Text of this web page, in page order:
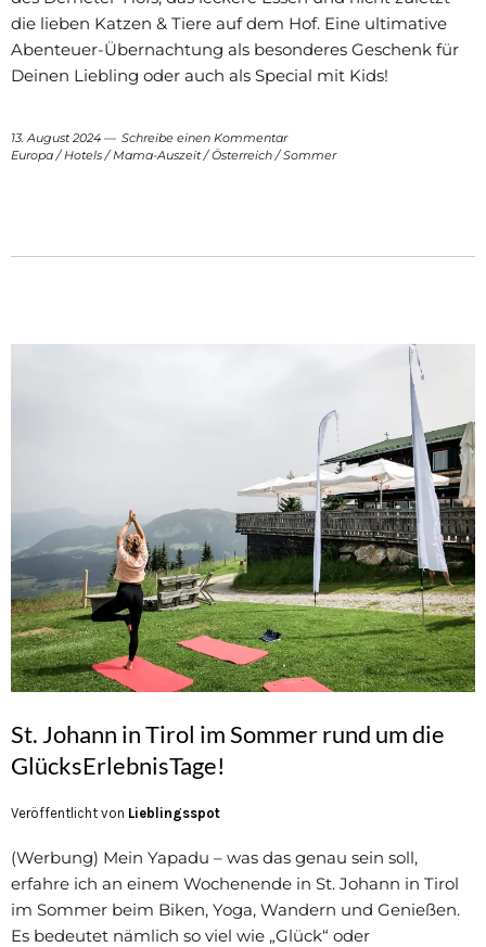
die lieben Katzen & Tiere auf dem Hof. Eine ultimative
Abenteuer-Übernachtung als besonderes Geschenk für
Deinen Liebling oder auch als Special mit Kids!
13. August 2024
Schreibe einen Kommentar
Europa / Hotels / Mama-Auszeit/Österreich /Sommer
St. Johann in Tirol im Sommer rund um die
GlücksErlebnisTage!
Veröffentlicht von Lieblingsspot
(Werbung) Mein Yapadu – was das genau sein soll,
erfahre ich an einem Wochenende in St. Johann in Tirol
im Sommer beim Biken, Yoga, Wandern und Genießen.
Es bedeutet nämlich so viel wie „Glück“ oder